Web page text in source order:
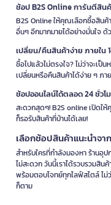
ช้อป B2S Online การันตีสิน
B2S Online ให้คุณเลือกซื้อสินค้
อื่นๆ อีกมากมายได้อย่างมั่นใจ
เปลี่ยน/คืนสินค้าง่าย ภายใน
ซื้อไปแล้วไม่ตรงใจ? ไม่ว่าจะเ
เปลี่ยนหรือคืนสินค้าได้ง่าย ๆ ภา
ช้อปออนไลน์ได้ตลอด 24 ชั่วโ
สะดวกสุดๆ! B2S online เปิดใ
ก็รอรับสินค้าที่บ้านได้เลย!
เลือกช้อปสินค้าแนะนำจา
สำหรับใครที่กำลังมองหา ร้านอุ
ไม่สะดวก วันนี้เราได้รวบรวมสิน
พร้อมตอบโจทย์ทุกไลฟ์สไตล์ ไ
ก็ตาม